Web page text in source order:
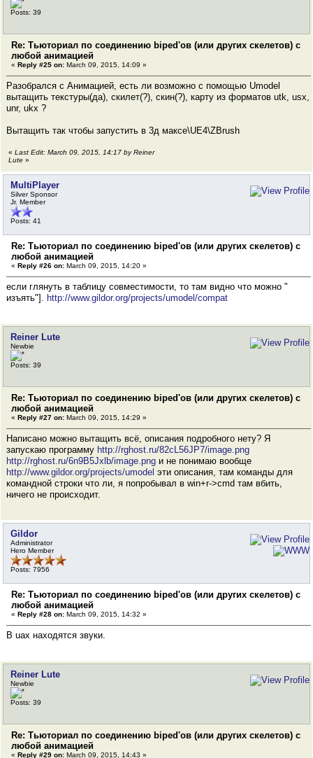
Posts: 39
Re: Тьюториал по соединению biped'ов (или других скелетов) с
любой анимацией
« Reply #25 on: March 09, 2015, 14:09 »
Разобрался с Анимацией, есть ли возможно с помощью Umodel
вытащить текстуры(да), скилет(?), скин(?), карту из форматов utk, usx,
unr, ukx ?
Вытащить так чтобы запустить в 3д максе\UE4\ZBrush
« Last Edit: March 09, 2015, 14:17 by Reiner
Lute »
MultiPlayer
Silver Sponsor
Jr. Member
Posts: 41
Re: Тьюториал по соединению biped'ов (или других скелетов) с
любой анимацией
« Reply #26 on: March 09, 2015, 14:20 »
если глянуть в таблицу совместимости, то там видно что можно "
изъять"]. http://www.gildor.org/projects/umodel/compat
Reiner Lute
Newbie
Posts: 39
Re: Тьюториал по соединению biped'ов (или других скелетов) с
любой анимацией
« Reply #27 on: March 09, 2015, 14:29 »
Написано можно вытащить всё, описания подробного нету? Я
запускаю программу http://rghost.ru/82cL56JP7/image.png
http://rghost.ru/6n9B5Jxlb/image.png и не понимаю вообще
http://www.gildor.org/projects/umodel эти описания, там команды для
командной строки что ли, я попробывал в win+r->cmd там вбить,
ничего не происходит.
Gildor
Administrator
Hero Member
Posts: 7956
Re: Тьюториал по соединению biped'ов (или других скелетов) с
любой анимацией
« Reply #28 on: March 09, 2015, 14:32 »
В uax находятся звуки.
Reiner Lute
Newbie
Posts: 39
Re: Тьюториал по соединению biped'ов (или других скелетов) с
любой анимацией
« Reply #29 on: March 09, 2015, 14:43 »